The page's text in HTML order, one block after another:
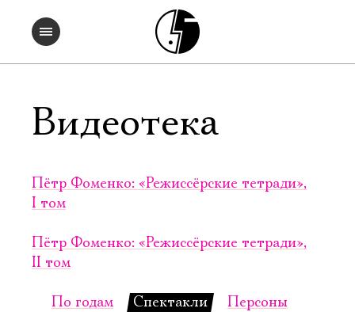
Видеотека
Пётр Фоменко: «Режиссёрские тетради»,
I том
Пётр Фоменко: «Режиссёрские тетради»,
II том
По годам Спектакли Персоны